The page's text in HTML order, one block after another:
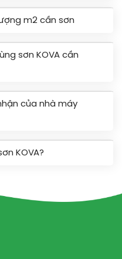
m2 cần sơn
sơn KOVA cần
của nhà máy
KOVA?